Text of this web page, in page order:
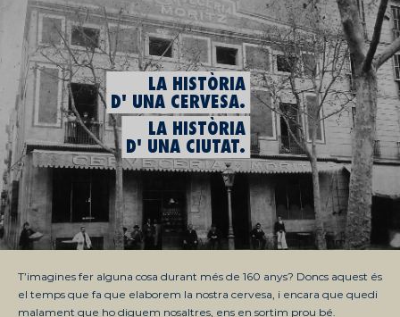
LA HISTÒRIA
D' UNA CERVESA.
LA HISTÒRIA
D' UNA CIUTAT.
T’imagines fer alguna cosa durant més de 160 anys? Doncs aquest és
el temps que fa que elaborem la nostra cervesa, i encara que quedi
malament que ho diguem nosaltres, ens en sortim prou bé.